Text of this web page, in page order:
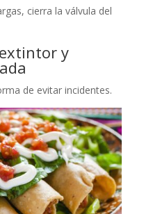
cierra la válvula del
y
de evitar incidentes.